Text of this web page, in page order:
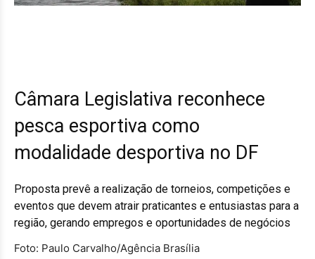
Câmara Legislativa reconhece
pesca esportiva como
modalidade desportiva no DF
Proposta prevê a realização de torneios, competições e
eventos que devem atrair praticantes e entusiastas para a
região, gerando empregos e oportunidades de negócios
Foto: Paulo Carvalho/Agência Brasília